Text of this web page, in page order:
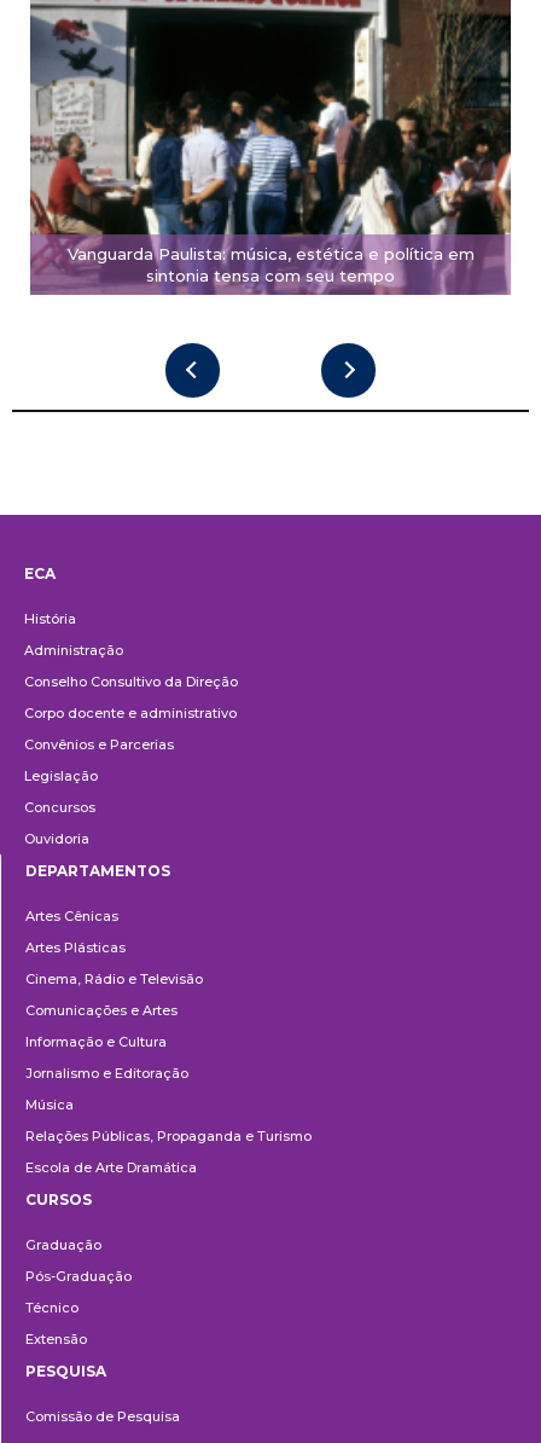
Vanguarda Paulista: música, estética e política em
sintonia tensa com seu tempo
ECA
História
Administração
Conselho Consultivo da Direção
Corpo docente e administrativo
Convênios e Parcerias
Legislação
Concursos
Ouvidoria
DEPARTAMENTOS
Artes Cênicas
Artes Plásticas
Cinema, Rádio e Televisão
Comunicações e Artes
Informação e Cultura
Jornalismo e Editoração
Música
Relações Públicas, Propaganda e Turismo
Escola de Arte Dramática
CURSOS
Graduação
Pós-Graduação
Técnico
Extensão
PESQUISA
Comissão de Pesquisa